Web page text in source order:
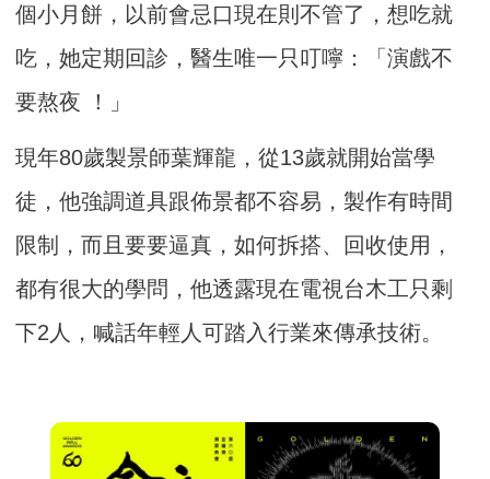
個小月餅，以前會忌口現在則不管了，想吃就
吃，她定期回診，醫生唯一只叮嚀：「演戲不
要熬夜 ！」
現年80歲製景師葉輝龍，從13歲就開始當學
徒，他強調道具跟佈景都不容易，製作有時間
限制，而且要要逼真，如何拆搭、回收使用，
都有很大的學問，他透露現在電視台木工只剩
下2人，喊話年輕人可踏入行業來傳承技術。